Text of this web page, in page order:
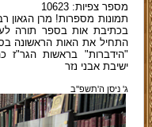
מספר צפיות: 10623
תמונות מספרות! מרן הגאון
בכתיבת אות בספר תורה
התחיל את האות הראשונה
"הידברות" בראשות הגר"ז
ישיבת אבני נזר
ג' ניסן ה'תשפ''ב